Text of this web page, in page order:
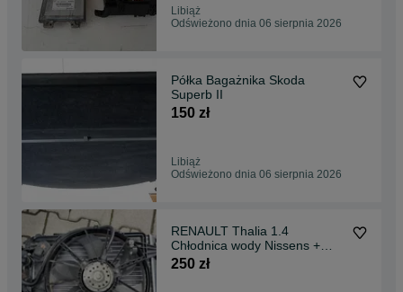
Libiąż
Odświeżono dnia 06 sierpnia 2026
Półka Bagażnika Skoda
Superb II
150 zł
Libiąż
Odświeżono dnia 06 sierpnia 2026
RENAULT Thalia 1.4
Chłodnica wody Nissens +
klimatyzacji Delphi
250 zł